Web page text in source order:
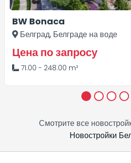
BW Bonaca
Белград, Белграде на воде
Цена по запросу
71.00 - 248.00 m²
2 3 4
Смотрите все
Новостройки